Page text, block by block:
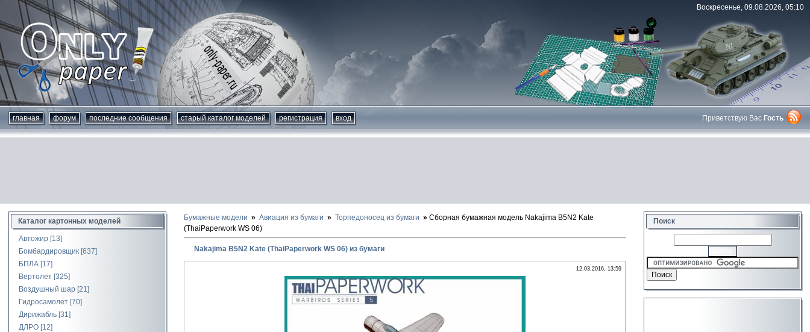
Воскресенье, 09.08.2026, 05:10
главная форум последние сообщения старый каталог моделей регистрация вход Приветствую Вас Гость
Каталог картонных моделей
Автожир [13]
Бомбардировщик [637]
БПЛА [17]
Вертолет [325]
Воздушный шар [21]
Гидросамолет [70]
Дирижабль [31]
ДЛРО [12]
Бумажные модели Авиация из бумаги Торпедоносец из бумаги
Сборная бумажная модель Nakajima B5N2 Kate
(ThaiPaperwork WS 06)
Nakajima B5N2 Kate (ThaiPaperwork WS 06) из бумаги
12.03.2016, 13:59
Поиск